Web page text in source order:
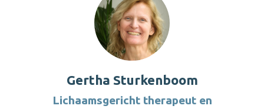
Gertha Sturkenboom
Lichaamsgericht therapeut en